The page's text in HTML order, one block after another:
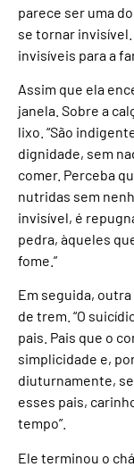
parece ser uma
se tornar
invisíveis para a
Assim que ela
janela. Sobre a
lixo. “São
dignidade, sem
comer. Perceba
nutridas sem
invisível, é
pedra, àqueles
fome.”
Em seguida,
de trem. “O
pais. Pais que o
simplicidade e,
diuturnamente,
esses pais,
tempo”.
Ele terminou o